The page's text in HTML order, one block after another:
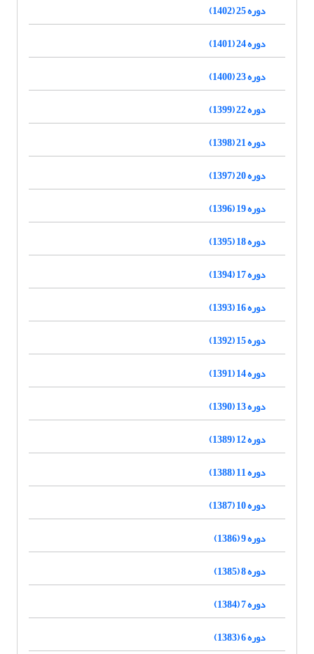
دوره 25 (1402)
دوره 24 (1401)
دوره 23 (1400)
دوره 22 (1399)
دوره 21 (1398)
دوره 20 (1397)
دوره 19 (1396)
دوره 18 (1395)
دوره 17 (1394)
دوره 16 (1393)
دوره 15 (1392)
دوره 14 (1391)
دوره 13 (1390)
دوره 12 (1389)
دوره 11 (1388)
دوره 10 (1387)
دوره 9 (1386)
دوره 8 (1385)
دوره 7 (1384)
دوره 6 (1383)